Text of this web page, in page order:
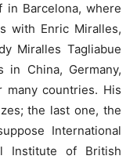
in Barcelona, where
with Enric Miralles,
Miralles Tagliabue
in China, Germany,
many countries. His
the last one, the
International
Institute of British